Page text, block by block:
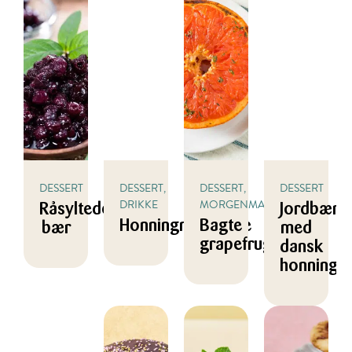
DESSERT
Råsyltede
bær
DESSERT,
DRIKKE
Honningmilkshake
DESSERT,
MORGENMAD
Bagte
grapefrugter
DESSERT
med
dansk
honning